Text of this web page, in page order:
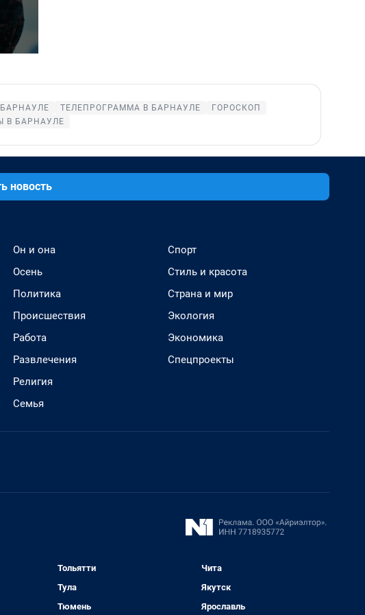
ТЕЛЕПРОГРАММА В БАРНАУЛЕ
ГОРОСКОП
В БАРНАУЛЕ
новость
Он и она
Осень
Политика
Происшествия
Работа
Развлечения
Религия
Семья
Спорт
Стиль и красота
Страна и мир
Экология
Экономика
Спецпроекты
Тольятти
Тула
Тюмень
Чита
Якутск
Ярославль